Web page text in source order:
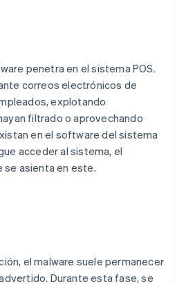
penetra en el sistema POS.
correos electrónicos de
explotando
filtrado o aprovechando
en el software del sistema
acceder al sistema, el
se asienta en este.
el malware suele permanecer
Durante esta fase, se